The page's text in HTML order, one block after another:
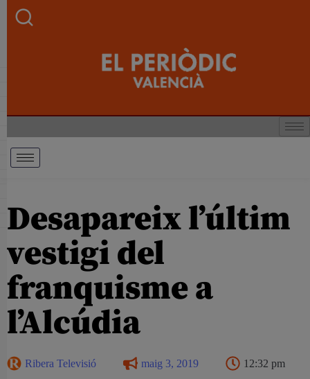
Desapareix l’últim
vestigi del
franquisme a
l’Alcúdia
Ribera Televisió maig 3, 2019 12:32 pm